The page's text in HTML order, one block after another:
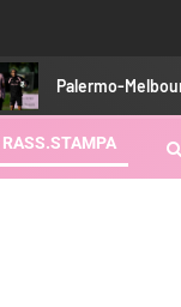
Melbourne,
RASS.STAMPA